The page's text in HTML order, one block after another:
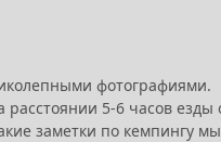
фотографиями.
5-6 часов езды
заметки по кемпингу мы